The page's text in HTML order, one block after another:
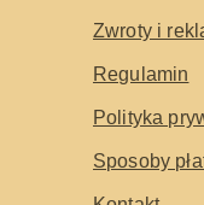
Zwroty i
Regulamin
Polityka
Sposoby